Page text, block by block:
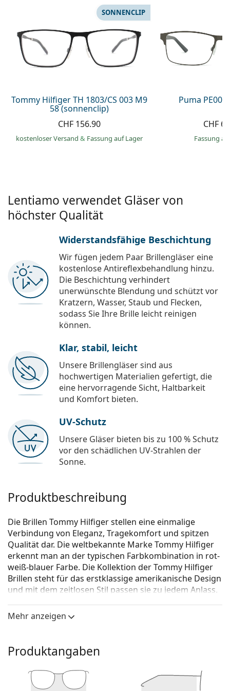
Prada
Alle Marken
Tommy Hilfiger TH 1803/CS 003 M9
58 (sonnenclip)
SONNENCLIP
CHF 156.90
kostenloser Versand & Fassung auf Lager
Puma
CHF
Fassung
Lentiamo verwendet Gläser von
höchster Qualität
Widerstandsfähige Beschichtung
Wir fügen jedem Paar Brillengläser eine
kostenlose Antireflexbehandlung hinzu.
Die Beschichtung verhindert
unerwünschte Blendung und schützt vor
Kratzern, Wasser, Staub und Flecken,
sodass Sie Ihre Brille leicht reinigen
können.
Klar, stabil, leicht
Unsere Brillengläser sind aus
hochwertigen Materialien gefertigt, die
eine hervorragende Sicht, Haltbarkeit
und Komfort bieten.
UV-Schutz
Unsere Gläser bieten bis zu 100 % Schutz
vor den schädlichen UV-Strahlen der
Sonne.
Produktbeschreibung
Die Brillen Tommy Hilfiger stellen eine einmalige
Verbindung von Eleganz, Tragekomfort und spitzen
Qualität dar. Die weltbekannte Marke Tommy Hilfiger
erkennt man an der typischen Farbkombination in rot-
weiß-blauer Farbe. Die Kollektion der Tommy Hilfiger
Brillen steht für das erstklassige amerikanische Design
und mit dem zeitlosen Stil passen sie zu jedem Anlass.
Tommy Hilfiger TH 1836 FLL 17 55ist eine Brille für
Männer.
von Lentiamo an, wie Sie in dieser Brille aussehen.
Die blaue Farbe der Brillenfassung passt perfekt zu
Mehr anzeigen
Produktangaben